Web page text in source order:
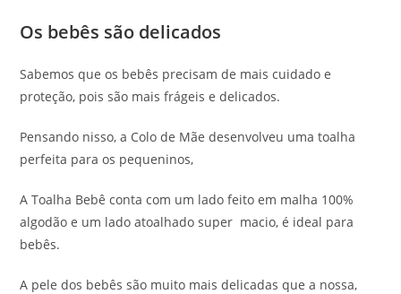
Os bebês são delicados
Sabemos que os bebês precisam de mais cuidado e
proteção, pois são mais frágeis e delicados.
Pensando nisso, a Colo de Mãe desenvolveu uma toalha
perfeita para os pequeninos,
A Toalha Bebê conta com um lado feito em malha 100%
algodão e um lado atoalhado super macio, é ideal para
bebês.
A pele dos bebês são muito mais delicadas que a nossa,